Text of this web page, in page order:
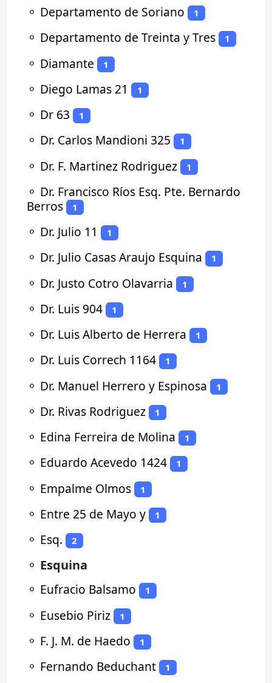
⚬ Departamento de Soriano 1
⚬ Departamento de Treinta y Tres 1
⚬ Diamante 1
⚬ Diego Lamas 21 1
⚬ Dr 63 1
⚬ Dr. Carlos Mandioni 325 1
⚬ Dr. F. Martinez Rodriguez 1
⚬ Dr. Francisco Ríos Esq. Pte. Bernardo
Berros
1
⚬ Dr. Julio 11 1
⚬ Dr. Julio Casas Araujo Esquina 1
⚬ Dr. Justo Cotro Olavarria 1
⚬ Dr. Luis 904 1
⚬ Dr. Luis Alberto de Herrera 1
⚬ Dr. Luis Correch 1164 1
⚬ Dr. Manuel Herrero y Espinosa 1
⚬ Dr. Rivas Rodriguez 1
⚬ Edina Ferreira de Molina 1
⚬ Eduardo Acevedo 1424 1
⚬ Empalme Olmos 1
⚬ Entre 25 de Mayo y 1
⚬ Esq. 2
⚬ Esquina
⚬ Eufracio Balsamo 1
⚬ Eusebio Piriz 1
⚬ F. J. M. de Haedo 1
⚬ Fernando Beduchant 1